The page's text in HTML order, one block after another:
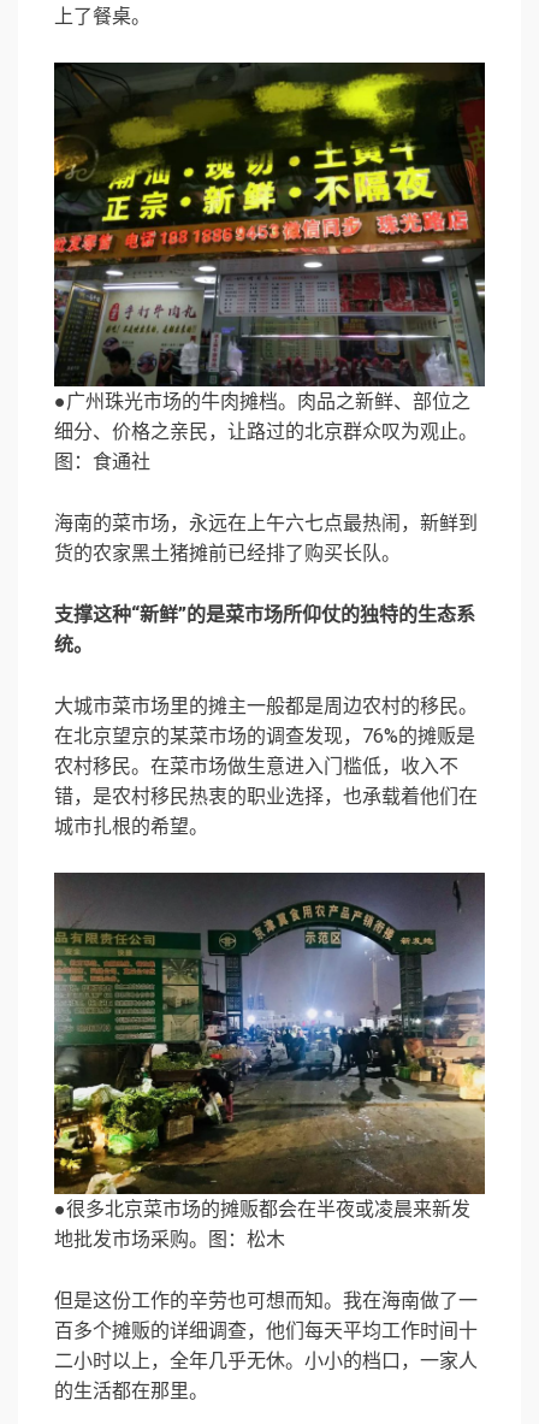
上了餐桌。
●广州珠光市场的牛肉摊档。肉品之新鲜、部位之
细分、价格之亲民，让路过的北京群众叹为观止。
图：食通社
海南的菜市场，永远在上午六七点最热闹，新鲜到
货的农家黑土猪摊前已经排了购买长队。
支撑这种“新鲜”的是菜市场所仰仗的独特的生态系
统。
大城市菜市场里的摊主一般都是周边农村的移民。
在北京望京的某菜市场的调查发现，76%的摊贩是
农村移民。在菜市场做生意进入门槛低，收入不
错，是农村移民热衷的职业选择，也承载着他们在
城市扎根的希望。
●很多北京菜市场的摊贩都会在半夜或凌晨来新发
地批发市场采购。图：松木
但是这份工作的辛劳也可想而知。我在海南做了一
百多个摊贩的详细调查，他们每天平均工作时间十
二小时以上，全年几乎无休。小小的档口，一家人
的生活都在那里。